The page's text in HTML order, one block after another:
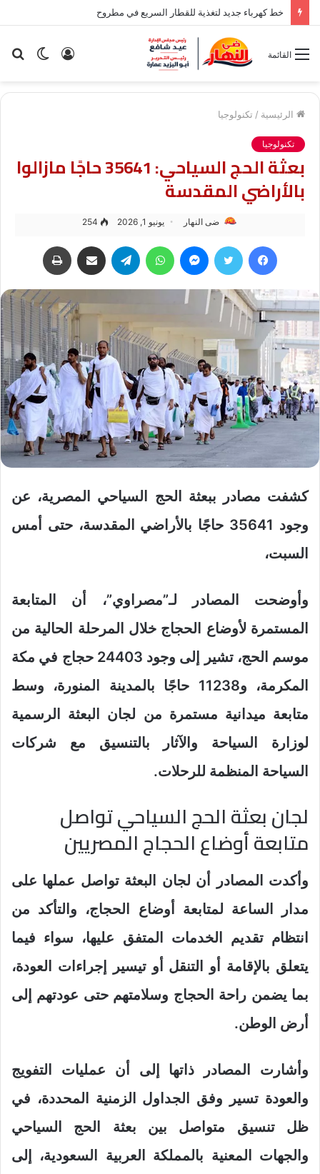
خط كهرباء جديد لتغذية للقطار السريع في مطروح
الوضع تسجيل
القائمة
الرئيسية / تكنولوجيا
تكنولوجيا
بعثة الحج السياحي: 35641 حاجًا مازالوا
بالأراضي المقدسة
ضى النهار يونيو 1, 2026 254
فيسبوك تويتر ماسنجر واتساب تيلقرام مشاركة عبر البريد
كشفت مصادر ببعثة الحج السياحي المصرية، عن
وجود 35641 حاجًا بالأراضي المقدسة، حتى أمس
السبت،
وأوضحت المصادر لـ”مصراوي”، أن المتابعة
المستمرة لأوضاع الحجاج خلال المرحلة الحالية من
موسم الحج، تشير إلى وجود 24403 حجاج في مكة
المكرمة، و11238 حاجًا بالمدينة المنورة، وسط
متابعة ميدانية مستمرة من لجان البعثة الرسمية
لوزارة السياحة والآثار بالتنسيق مع شركات
السياحة المنظمة للرحلات.
لجان بعثة الحج السياحي تواصل
متابعة أوضاع الحجاج المصريين
وأكدت المصادر أن لجان البعثة تواصل عملها على
مدار الساعة لمتابعة أوضاع الحجاج، والتأكد من
انتظام تقديم الخدمات المتفق عليها، سواء فيما
يتعلق بالإقامة أو التنقل أو تيسير إجراءات العودة،
بما يضمن راحة الحجاج وسلامتهم حتى عودتهم إلى
أرض الوطن.
وأشارت المصادر ذاتها إلى أن عمليات التفويج
والعودة تسير وفق الجداول الزمنية المحددة، في
ظل تنسيق متواصل بين بعثة الحج السياحي
والجهات المعنية بالمملكة العربية السعودية، إلى